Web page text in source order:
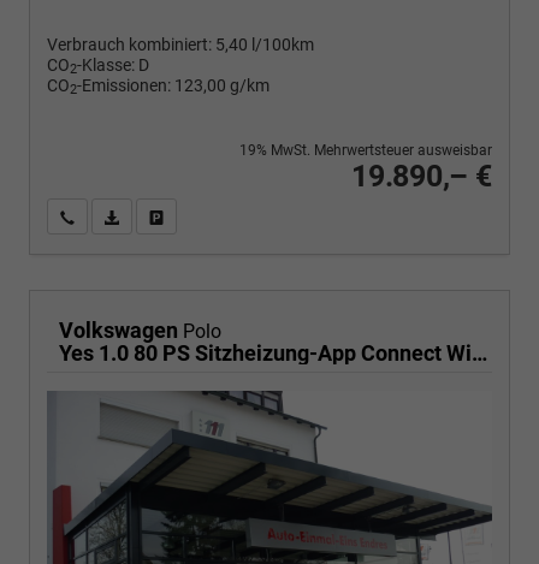
Verbrauch kombiniert: 5,40 l/100km
CO2-Klasse: D
CO2-Emissionen: 123,00 g/km
19.890,– €
19% MwSt. Mehrwertsteuer ausweisbar
Wir rufen Sie anPDF-Fahrzeugexposé drucken
Volkswagen Polo
Yes 1.0 80 PS Sitzheizung-App Connect Wireless-Einparkhilfe-Klima-Sofort